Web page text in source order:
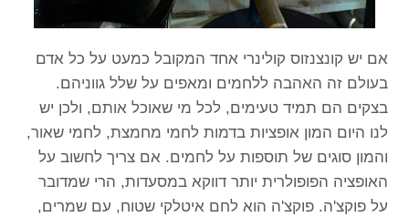
אם יש קונצנזוס קולינרי אחד המקובל כמעט על כל אדם
בעולם זה האהבה ללחמים ומאפים על שלל גווניהם.
בצקים הם תמיד טעימים, לכל מי שאוכל אותם, ולכן יש
לנו היום המון אופציות בדמות לחמי מחמצת, לחמי שאור,
והמון סוגים של תוספות על לחמים. אם צריך לחשוב על
האופציה הפופולרית יותר דווקא במסעדות, הרי שמדובר
על פוקצ'ה. פוקצ'ה הוא לחם איטלקי שטוח, עם שמרים,